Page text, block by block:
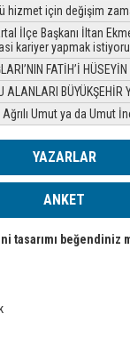
hizmet için değişim
İlçe Başkanı İltan
kariyer yapmak
FATİH’İ
ALANLARI BÜYÜKŞEHİR
Umut ya da Umut
YAZARLAR
ANKET
tasarımı beğendiniz